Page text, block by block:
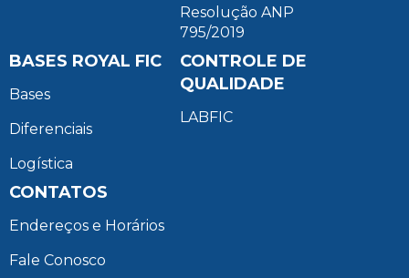
Resolução ANP
795/2019
BASES ROYAL FIC
Bases
Diferenciais
Logística
CONTROLE DE
QUALIDADE
LABFIC
CONTATOS
Endereços e Horários
Fale Conosco